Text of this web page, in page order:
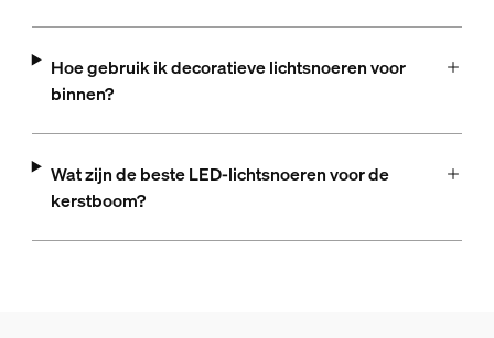
Hoe gebruik ik decoratieve lichtsnoeren voor
binnen?
Wat zijn de beste LED-lichtsnoeren voor de
kerstboom?